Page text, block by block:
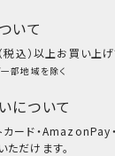
いて
込）以上お買い上げ
部地域を除く
について
ード・AmazonPay
ただけます。